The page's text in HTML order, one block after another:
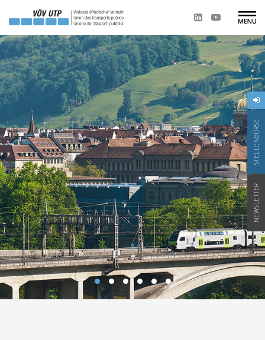
STELLENBÖRSE
NEWSLETTER